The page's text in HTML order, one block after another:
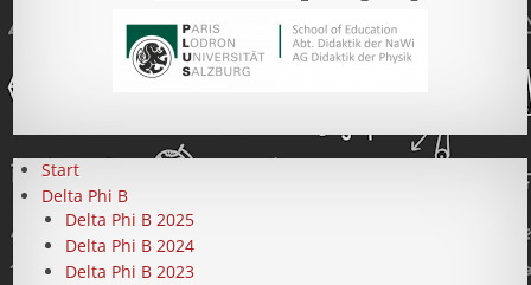
Start
Delta Phi B
Delta Phi B 2025
Delta Phi B 2024
Delta Phi B 2023